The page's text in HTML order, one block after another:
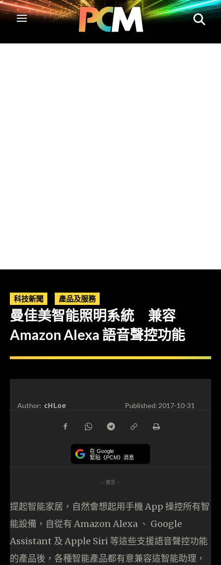
科技新聞 產品及服務
曼佳美智能照明系統 兼容
Amazon Alexa 語音聲控功能
Author: cHLoe Published:2017-10-31
在 Google
緊貼《PCM》消息
- 廣告 -
提起智能家居，自然會想起用手機 App 操控所有智
能設備，自從有 Amazon Alexa 、 Google
Assistant 及 Apple Siri 等這些支援語音聲控功能
的產品後，各種智能產品都有意兼容這智能助理，